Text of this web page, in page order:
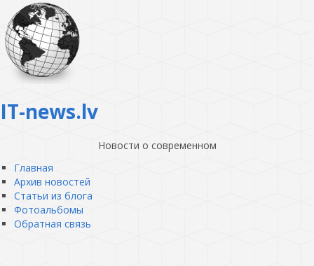
IT-news.lv
Новости о современном
Главная
Архив новостей
Статьи из блога
Фотоальбомы
Обратная связь